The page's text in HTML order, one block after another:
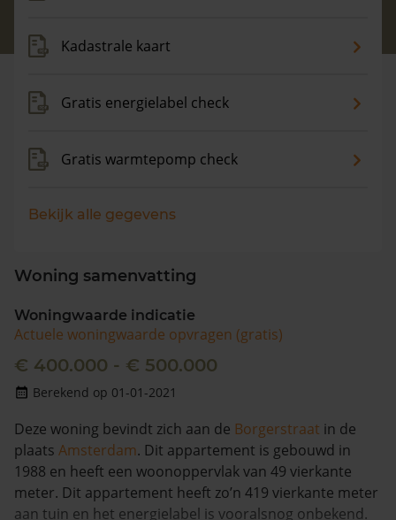
Kadastrale kaart
Gratis energielabel check
Gratis warmtepomp check
Bekijk alle gegevens
Woning samenvatting
Woningwaarde indicatie
Actuele woningwaarde opvragen (gratis)
€ 400.000 - € 500.000
Berekend op 01-01-2021
Deze woning bevindt zich aan de Borgerstraat in de
plaats Amsterdam. Dit appartement is gebouwd in
1988 en heeft een woonoppervlak van 49 vierkante
meter. Dit appartement heeft zo’n 419 vierkante meter
aan tuin en het energielabel is vooralsnog onbekend.